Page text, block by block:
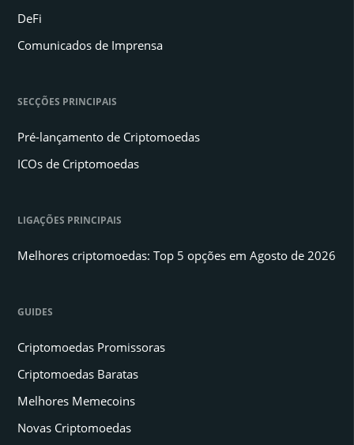
DeFi
Comunicados de Imprensa
SECÇÕES PRINCIPAIS
Pré-lançamento de Criptomoedas
ICOs de Criptomoedas
LIGAÇÕES PRINCIPAIS
Melhores criptomoedas: Top 5 opções em Agosto de 2026
GUIDES
Criptomoedas Promissoras
Criptomoedas Baratas
Melhores Memecoins
Novas Criptomoedas